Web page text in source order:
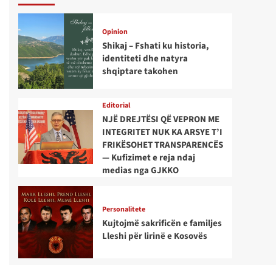
Opinion
Shikaj – Fshati ku historia,
identiteti dhe natyra
shqiptare takohen
Editorial
NJË DREJTËSI QË VEPRON ME
INTEGRITET NUK KA ARSYE T’I
FRIKËSOHET TRANSPARENCËS
— Kufizimet e reja ndaj
medias nga GJKKO
Personalitete
Kujtojmë sakrificën e familjes
Lleshi për lirinë e Kosovës